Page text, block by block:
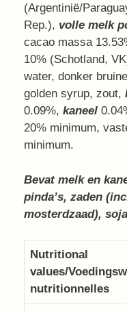
(Argentinië/
Rep.), volle melk
cacao massa
10% (Schotland,
water, donker
golden syrup, zout,
0.09%, kaneel
20% minimum,
minimum.
Bevat melk en
pinda’s, zaden
mosterdzaad),
Nutritional
values/
nutritionnelles